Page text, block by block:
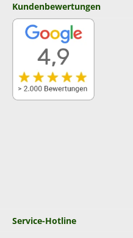
Service-Hotline
Kundenbewertungen